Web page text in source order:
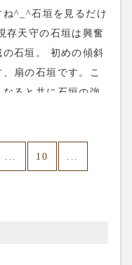
思います。
^_^石垣を見るだけ
存天守の石垣は興奮
の石垣。 初めの傾斜
扇の石垣です。こ
ると共に石垣の強
の長い辺と短い辺
姫路城に行った時は
りには様々な色彩
、良いですね〜。 今
約は上のreservation
10